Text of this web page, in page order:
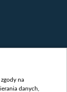
na
danych,